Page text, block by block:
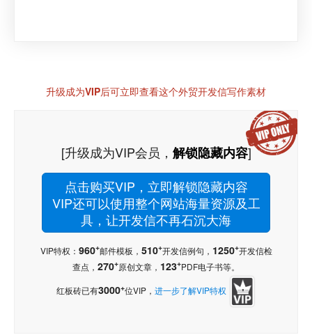
升级成为VIP后可立即查看这个外贸开发信写作素材
[升级成为VIP会员， 解锁隐藏内容]
点击购买VIP，立即解锁隐藏内容
VIP还可以使用整个网站海量资源及工
具，让开发信不再石沉大海
VIP特权： 960+邮件模板， 510+开发信例句， 1250+开发信检
查点， 270+原创文章， 123+PDF电子书等。
红板砖已有3000+位VIP， 进一步了解VIP特权